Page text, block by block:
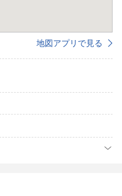
地図アプリで見る